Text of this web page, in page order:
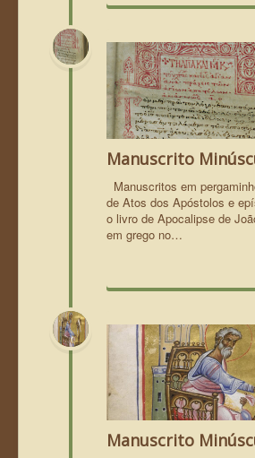
Manuscrito
Manuscritos em
de Atos dos Apóstolos e
o livro de Apocalipse de
em grego no…
Manuscrito